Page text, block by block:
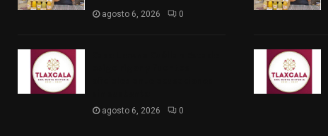
agosto 6, 2026 0
agosto 6, 2026 0